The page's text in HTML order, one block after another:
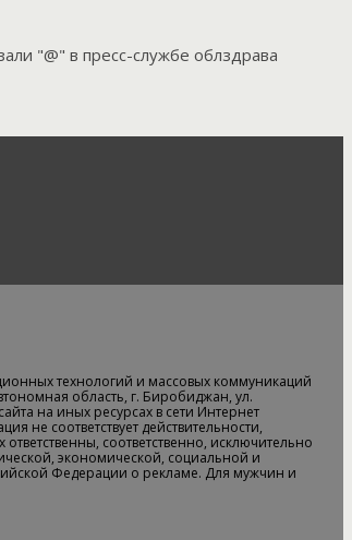
"@" в пресс-службе облздрава
технологий и массовых коммуникаций
область, г. Биробиджан, ул.
на иных ресурсах в сети Интернет
не соответствует действительности,
соответственно, исключительно
экономической, социальной и
Федерации о рекламе. Для мужчин и